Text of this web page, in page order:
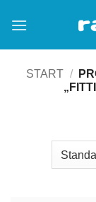
Inhalt
START /